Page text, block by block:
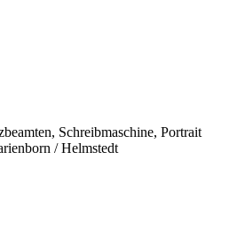
Schreibmaschine, Portrait
/ Helmstedt